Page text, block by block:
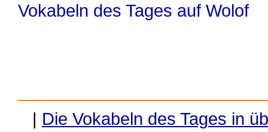
Vokabeln des Tages auf Wolof
| Die Vokabeln des Tages in